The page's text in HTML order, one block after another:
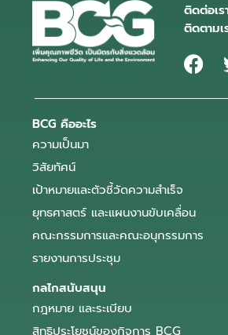
ติดต่อเร
ติดตามเ
BCG คืออะไร
ความเป็นมา
วิสัยทัศน์
เป้าหมายและตัวชี้วัดความสำเร็จ
ยุทธศาสตร์ และแผนงานขับเคลื่อน
คณะกรรมการและคณะอนุกรรมการ
รายงานการประชุม
กลไกสนับสนุน
กฎหมาย และระเบียบ
สิทธิประโยชน์ของกิจการ BCG